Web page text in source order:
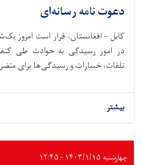
دعوت نامه رسانه‌ای
در امور رسیدگی به حوادث طی
تلفات، خسارات و رسیدگی‌ها برای
بیشتر
چهارشنبه ۱۴۰۳/۱/۱۵ - ۱۲:۴۵